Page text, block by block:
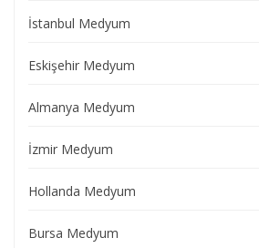
İstanbul Medyum
Eskişehir Medyum
Almanya Medyum
İzmir Medyum
Hollanda Medyum
Bursa Medyum